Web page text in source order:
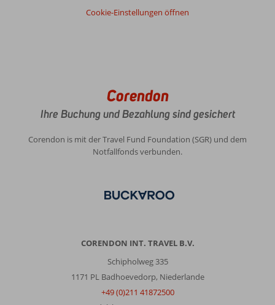
Cookie-Einstellungen öffnen
Corendon
Ihre Buchung und Bezahlung sind gesichert
Corendon is mit der Travel Fund Foundation (SGR) und dem
Notfallfonds verbunden.
CORENDON INT. TRAVEL B.V.
Schipholweg 335
1171 PL Badhoevedorp, Niederlande
+49 (0)211 41872500